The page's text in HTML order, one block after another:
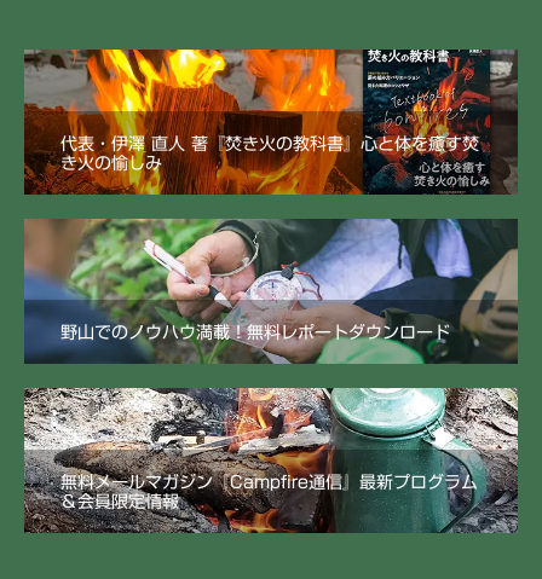
代表・伊澤 直人 著『焚き火の教科書』心と体を癒す焚
き火の愉しみ
野山でのノウハウ満載！無料レポートダウンロード
無料メールマガジン『Campfire通信』最新プログラム
＆会員限定情報